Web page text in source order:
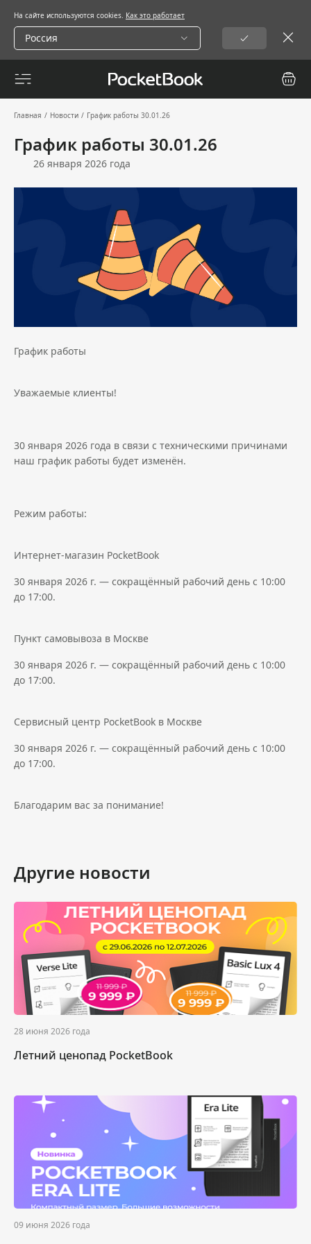
На сайте используются cookies. Как это работает
Россия
Главная / Новости / График работы 30.01.26
График работы 30.01.26
26 января 2026 года
График работы
Уважаемые клиенты!
30 января 2026 года в связи с техническими причинами
наш график работы будет изменён.
Режим работы:
Интернет-магазин PocketBook
30 января 2026 г. — сокращённый рабочий день с 10:00
до 17:00.
Пункт самовывоза в Москве
30 января 2026 г. — сокращённый рабочий день с 10:00
до 17:00.
Сервисный центр PocketBook в Москве
30 января 2026 г. — сокращённый рабочий день с 10:00
до 17:00.
Благодарим вас за понимание!
Другие новости
28 июня 2026 года
Летний ценопад PocketBook
09 июня 2026 года